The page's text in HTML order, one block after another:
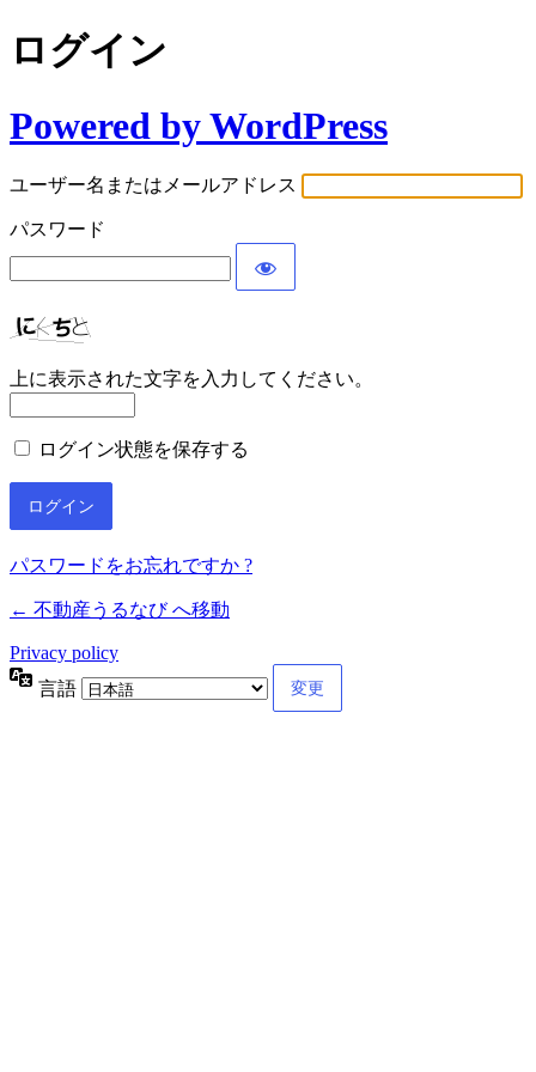
ログイン
Powered by WordPress
ユーザー名またはメールアドレス
パスワード
上に表示された文字を入力してください。
ログイン状態を保存する
パスワードをお忘れですか ?
← 不動産うるなび へ移動
Privacy policy
言語